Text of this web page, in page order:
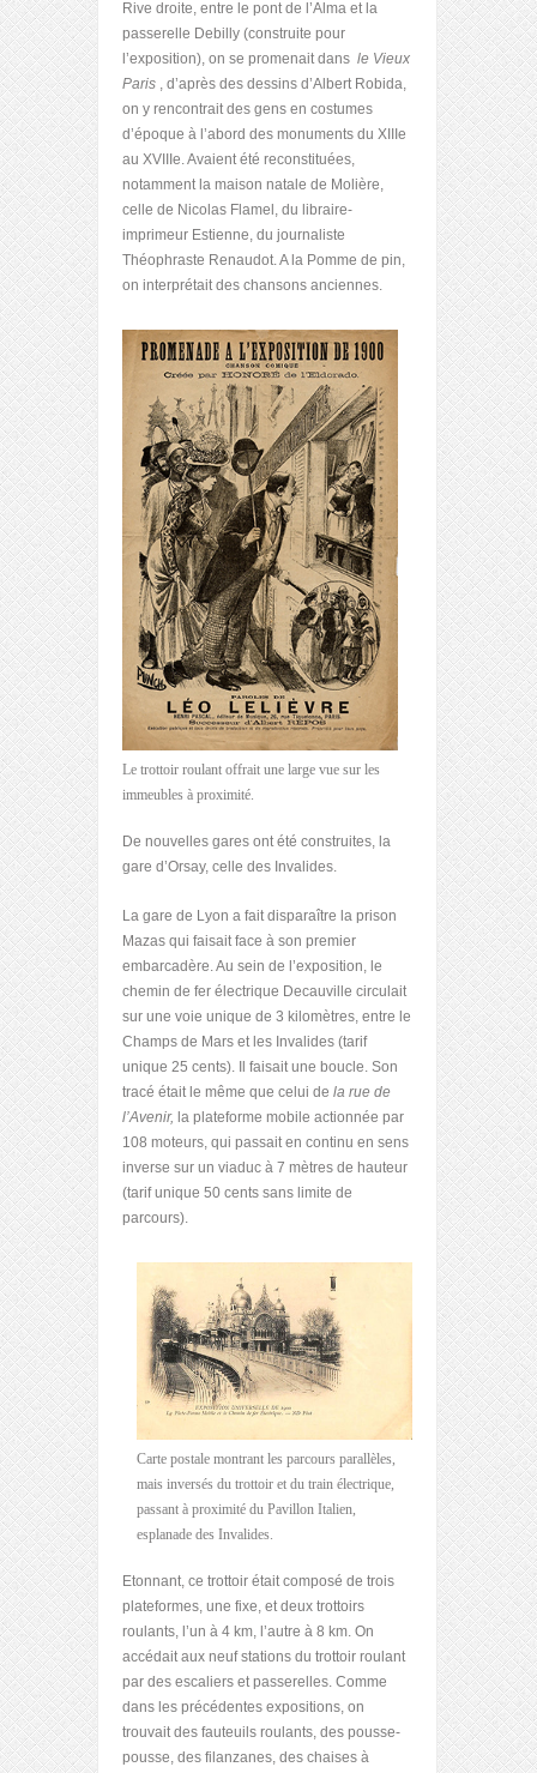
Rive droite, entre le pont de l’Alma et la
passerelle Debilly (construite pour
l’exposition), on se promenait dans le Vieux
Paris , d’après des dessins d’Albert Robida,
on y rencontrait des gens en costumes
d’époque à l’abord des monuments du XIIIe
au XVIIIe. Avaient été reconstituées,
notamment la maison natale de Molière,
celle de Nicolas Flamel, du libraire-
imprimeur Estienne, du journaliste
Théophraste Renaudot. A la Pomme de pin,
on interprétait des chansons anciennes.
Le trottoir roulant offrait une large vue sur les
immeubles à proximité.
De nouvelles gares ont été construites, la
gare d’Orsay, celle des Invalides.
La gare de Lyon a fait disparaître la prison
Mazas qui faisait face à son premier
embarcadère. Au sein de l’exposition, le
chemin de fer électrique Decauville circulait
sur une voie unique de 3 kilomètres, entre le
Champs de Mars et les Invalides (tarif
unique 25 cents). Il faisait une boucle. Son
tracé était le même que celui de la rue de
l’Avenir, la plateforme mobile actionnée par
108 moteurs, qui passait en continu en sens
inverse sur un viaduc à 7 mètres de hauteur
(tarif unique 50 cents sans limite de
parcours).
Carte postale montrant les parcours parallèles,
mais inversés du trottoir et du train électrique,
passant à proximité du Pavillon Italien,
esplanade des Invalides.
Etonnant, ce trottoir était composé de trois
plateformes, une fixe, et deux trottoirs
roulants, l’un à 4 km, l’autre à 8 km. On
accédait aux neuf stations du trottoir roulant
par des escaliers et passerelles. Comme
dans les précédentes expositions, on
trouvait des fauteuils roulants, des pousse-
pousse, des filanzanes, des chaises à